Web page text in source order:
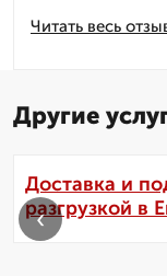
Читать весь
Другие
Доставка и
разгрузкой в
‹